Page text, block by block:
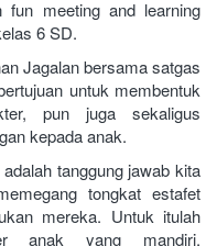
fun meeting and learning
6 SD.
Jagalan bersama satgas
untuk membentuk
pun juga sekaligus
kepada anak.
tanggung jawab kita
tongkat estafet
mereka. Untuk itulah
anak yang mandiri,